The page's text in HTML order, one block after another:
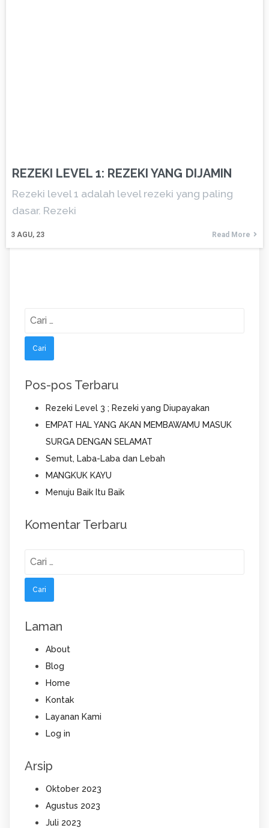
REZEKI LEVEL 1: REZEKI YANG DIJAMIN
3 AGU, 23
Rezeki level 1 adalah level rezeki yang paling
dasar. Rezeki
Read More
Cari
Pos-pos Terbaru
Rezeki Level 3 ; Rezeki yang Diupayakan
EMPAT HAL YANG AKAN MEMBAWAMU MASUK
SURGA DENGAN SELAMAT
Semut, Laba-Laba dan Lebah
MANGKUK KAYU
Menuju Baik Itu Baik
Komentar Terbaru
Cari
Laman
About
Blog
Home
Kontak
Layanan Kami
Log in
Arsip
Oktober 2023
Agustus 2023
Juli 2023